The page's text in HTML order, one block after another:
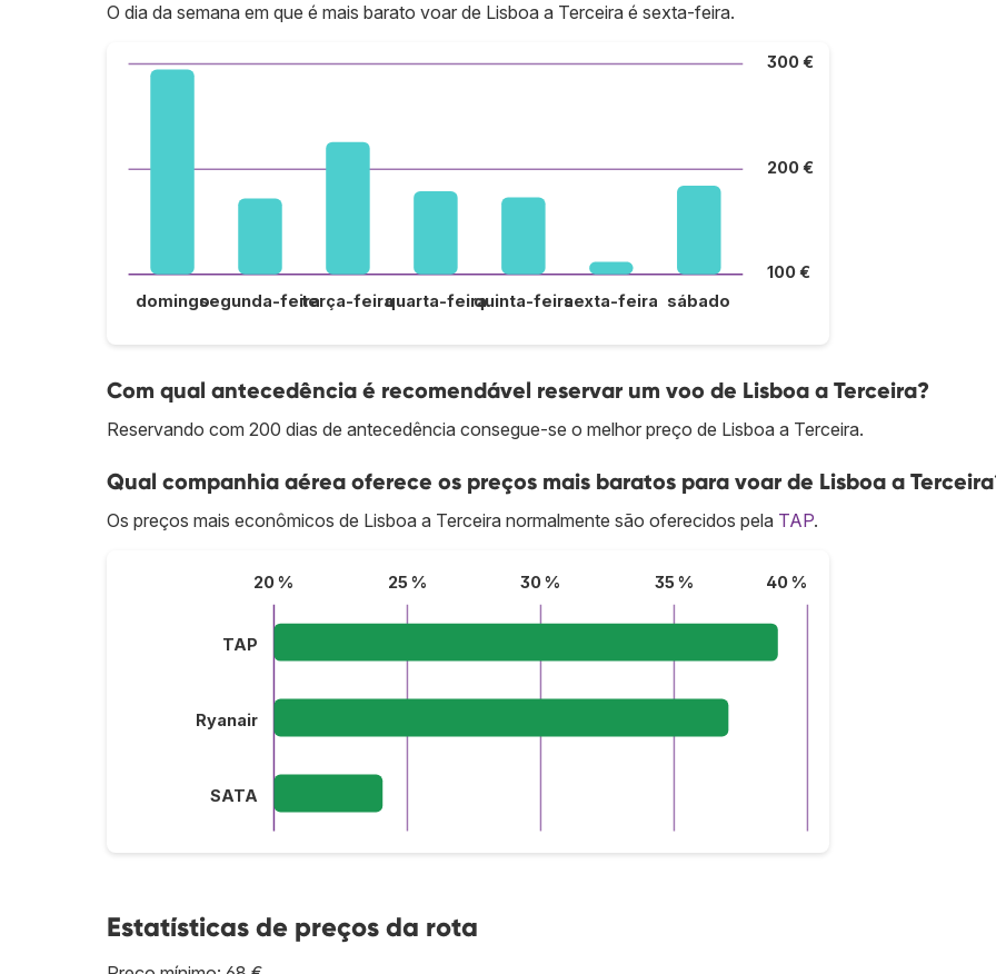
O dia da semana em que é mais barato voar de Lisboa a Terceira é sexta-feira.
100 €
200 €
300 €
domingosegunda-feiraterça-feiraquarta-feiraquinta-feirasexta-feira sábado
Com qual antecedência é recomendável reservar um voo de Lisboa a Terceira?
Reservando com 200 dias de antecedência consegue-se o melhor preço de Lisboa a Terceira.
Qual companhia aérea oferece os preços mais baratos para voar de Lisboa a
Os preços mais econômicos de Lisboa a Terceira normalmente são oferecidos pela TAP.
20 % 25 % 30 % 35 % 40 %
TAP
Ryanair
SATA
Estatísticas de preços da rota